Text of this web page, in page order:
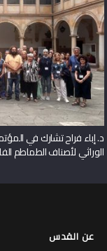
الوراثي لأصناف الطماطم
عن القدس